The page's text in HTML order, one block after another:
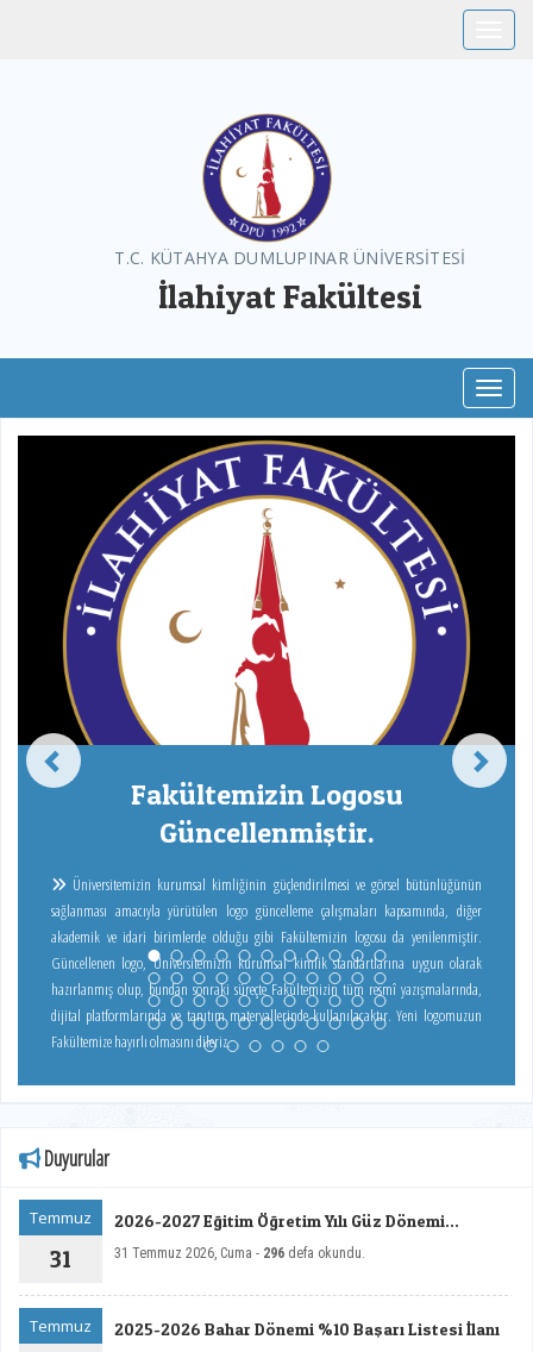
T.C. KÜTAHYA DUMLUPINAR ÜNİVERSİTESİ
İlahiyat Fakültesi
Fakültemizin Logosu
Güncellenmiştir.
Üniversitemizin kurumsal kimliğinin güçlendirilmesi ve görsel bütünlüğünün
sağlanması amacıyla yürütülen logo güncelleme çalışmaları kapsamında, diğer
akademik ve idari birimlerde olduğu gibi Fakültemizin logosu da yenilenmiştir.
Güncellenen logo, Üniversitemizin kurumsal kimlik standartlarına uygun olarak
hazırlanmış olup, bundan sonraki süreçte Fakültemizin tüm resmî yazışmalarında,
dijital platformlarında ve tanıtım materyallerinde kullanılacaktır. Yeni logomuzun
Fakültemize hayırlı olmasını dileriz.
Previous Next
Duyurular
Temmuz
31
2026-2027 Eğitim Öğretim Yılı Güz Dönemi
31 Temmuz 2026, Cuma - 296 defa okundu.
Temmuz 2025-2026 Bahar Dönemi %10 Başarı Listesi İlanı